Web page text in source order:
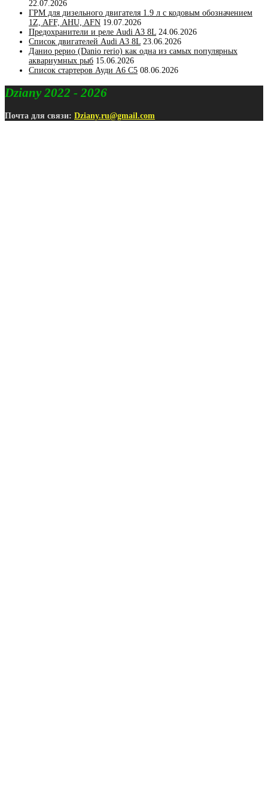
22.07.2026
ГРМ для дизельного двигателя 1.9 л с кодовым обозначением
1Z, AFF, AHU, AFN 19.07.2026
Предохранители и реле Audi A3 8L 24.06.2026
Список двигателей Audi A3 8L 23.06.2026
Данио рерио (Danio rerio) как одна из самых популярных
аквариумных рыб 15.06.2026
Список стартеров Ауди А6 С5 08.06.2026
Dziany 2022 - 2026
Почта для связи: Dziany.ru@gmail.com